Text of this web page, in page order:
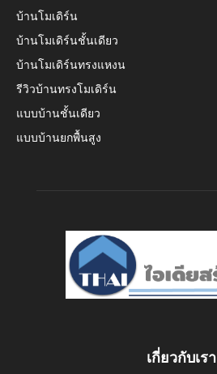
บ้านโมเดิร์น
บ้านโมเดิร์นชั้นเดียว
บ้านโมเดิร์นทรงแหงน
รีวิวบ้านทรงโมเดิร์น
แบบบ้านชั้นเดียว
แบบบ้านยกพื้นสูง
เกี่ยวกับเรา